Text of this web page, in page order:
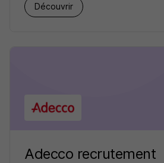
Découvrir
Adecco recrutement